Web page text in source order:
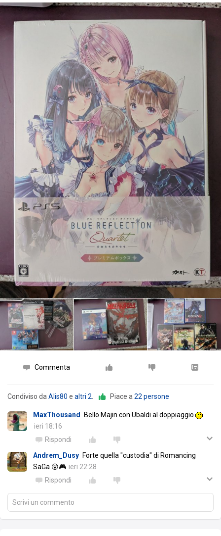
Commenta
Condiviso da Alis80 e altri 2 Piace a 22 persone
MaxThousand
Bello Majin con Ubaldi al doppiaggio
ieri 18:16
Rispondi
Andrem_Dusy Forte quella "custodia" di Romancing
SaGa 😲🎮 ieri 22:28
Rispondi
Scrivi un commento